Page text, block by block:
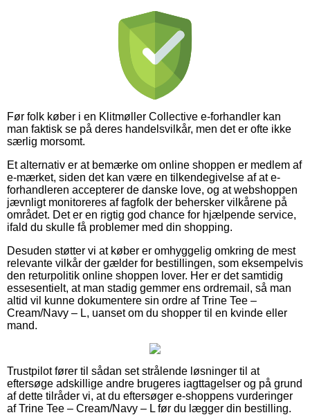
Før folk køber i en Klitmøller Collective e-forhandler kan
man faktisk se på deres handelsvilkår, men det er ofte ikke
særlig morsomt.
Et alternativ er at bemærke om online shoppen er medlem af
e-mærket, siden det kan være en tilkendegivelse af at e-
forhandleren accepterer de danske love, og at webshoppen
jævnligt monitoreres af fagfolk der behersker vilkårene på
området. Det er en rigtig god chance for hjælpende service,
ifald du skulle få problemer med din shopping.
Desuden støtter vi at køber er omhyggelig omkring de mest
relevante vilkår der gælder for bestillingen, som eksempelvis
den returpolitik online shoppen lover. Her er det samtidig
essesentielt, at man stadig gemmer ens ordremail, så man
altid vil kunne dokumentere sin ordre af Trine Tee –
Cream/Navy – L, uanset om du shopper til en kvinde eller
mand.
Trustpilot fører til sådan set strålende løsninger til at
eftersøge adskillige andre brugeres iagttagelser og på grund
af dette tilråder vi, at du eftersøger e-shoppens vurderinger
af Trine Tee – Cream/Navy – L før du lægger din bestilling.